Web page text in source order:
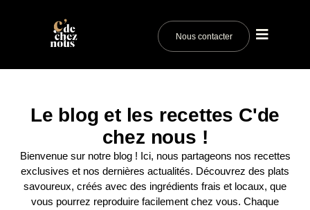
Nous contacter
Le blog et les recettes C'de
chez nous !
Bienvenue sur notre blog ! Ici, nous partageons nos recettes
exclusives et nos dernières actualités. Découvrez des plats
savoureux, créés avec des ingrédients frais et locaux, que
vous pourrez reproduire facilement chez vous. Chaque